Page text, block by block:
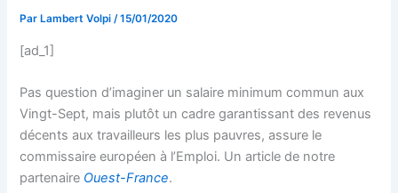
Par Lambert Volpi/15/01/2020
[ad_1]
Pas question d’imaginer un salaire minimum commun aux
Vingt-Sept, mais plutôt un cadre garantissant des revenus
décents aux travailleurs les plus pauvres, assure le
commissaire européen à l’Emploi. Un article de notre
partenaire Ouest-France.